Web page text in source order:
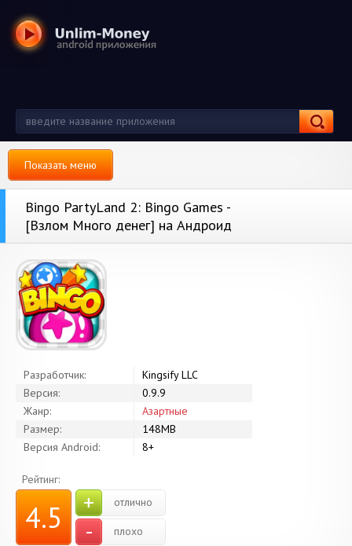
Показать меню
Bingo PartyLand 2: Bingo Games -
[Взлом Много денег] на Андроид
Разработчик:
Kingsify LLC
Версия:
0.9.9
Жанр:
Азартные
Размер:
148MB
Версия Android:
8+
Рейтинг:
4.5 + отлично
-
плохо